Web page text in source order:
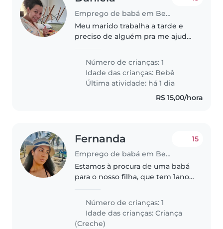
Emprego de babá em Belo Horizonte
Meu marido trabalha a tarde e
preciso de alguém pra me ajudar
Número de crianças: 1
Idade das crianças: Bebê
Última atividade: há 1 dia
R$ 15,00/hora
Fernanda
Emprego de babá em Belo Horizonte
15
Estamos à procura de uma babá
para o nosso filha, que tem 1ano
e adora brincar. Preferimos
alguém que possa ajudar com as
tarefas domésticas e com..
Número de crianças: 1
Idade das crianças:Criança
(Creche)